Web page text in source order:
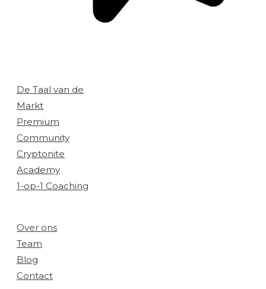
De Taal van de
Markt
Premium
Community
Cryptonite
Academy
1-op-1 Coaching
Over ons
Team
Blog
Contact